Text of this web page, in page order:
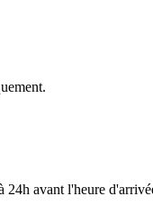
24h avant l'heure